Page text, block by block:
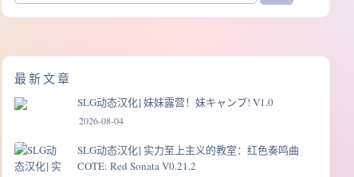
最新文章
SLG动态汉化] 妹妹露营！妹キャンプ! V1.0
2026-08-04
SLG动态汉化] 实力至上主义的教室：红色奏鸣曲
COTE: Red Sonata V0.21.2